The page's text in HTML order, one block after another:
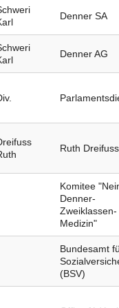
Denner SA
Denner AG
Ruth Dreifuss
Komitee
Denner-
Zweiklassen-
Medizin"
Bundesamt
(BSV)